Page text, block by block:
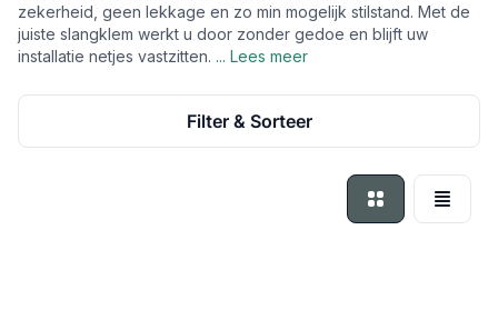
zekerheid, geen lekkage en zo min mogelijk stilstand. Met de
juiste slangklem werkt u door zonder gedoe en blijft uw
installatie netjes vastzitten. ... Lees meer
Filter & Sorteer
Foto-tabelLijst